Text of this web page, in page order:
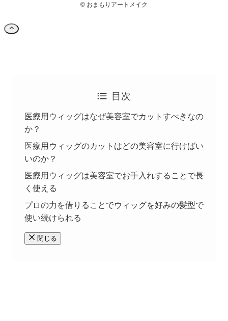
© おまもりアートメイク
目次
医療用ウィッグはなぜ美容室でカットすべきなの
か？
医療用ウィッグのカットはどの美容室に行けばい
いのか？
医療用ウィッグは美容室でお手入れすることで長
く使える
プロの力を借りることでウィッグを好みの髪型で
使い続けられる
閉じる